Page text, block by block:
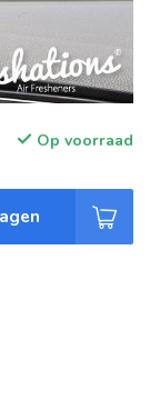
Op voorraad